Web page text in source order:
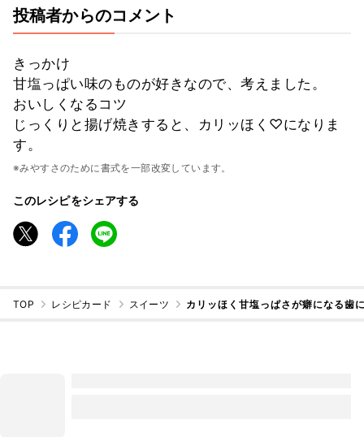
投稿者からのコメント
きっかけ
甘塩っぱい味のものが好きなので、考えました。
おいしくなるコツ
じっくりと揚げ焼きすると、カリッほく♡になりま
す。
※みやすさのために書式を一部改変しています。
このレシピをシェアする
TOP レシピカード スイーツ カリッほく甘塩っぱさが癖になる歯